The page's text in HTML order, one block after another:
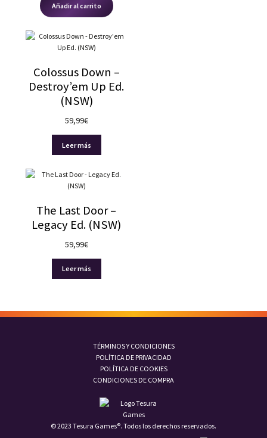
Añadir al carrito
Colossus Down –
Destroy’em Up Ed.
(NSW)
59,99€
Leer más
The Last Door –
Legacy Ed. (NSW)
59,99€
Leer más
TÉRMINOS Y CONDICIONES
POLÍTICA DE PRIVACIDAD
POLÍTICA DE COOKIES
CONDICIONES DE COMPRA
© 2023 Tesura Games®. Todos los derechos reservados.